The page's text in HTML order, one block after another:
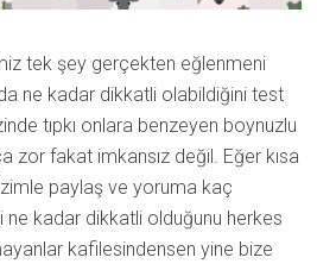
tek şey gerçekten eğlenmeni
ne kadar dikkatli olabildiğini test
tıpkı onlara benzeyen boynuzlu
zor fakat imkansız değil. Eğer kısa
paylaş ve yoruma kaç
ne kadar dikkatli olduğunu herkes
kafilesindensen yine bize